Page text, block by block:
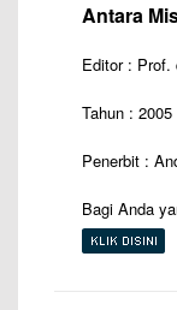
Antara
Editor : Prof.
Tahun : 2005
Penerbit :
Bagi Anda